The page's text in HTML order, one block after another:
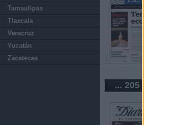
Tamaulipas
Tlaxcala
Veracruz
Yucatán
Zacatecas
... 205